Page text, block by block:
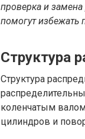
проверка и
помогут избежать
Структура
Структура
коленчатым
цилиндров и